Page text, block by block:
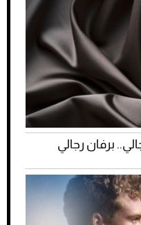
برفان رجالي